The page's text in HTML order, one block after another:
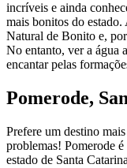
incríveis e ainda
mais bonitos do
Natural de Bonito e,
No entanto, ver a água
encantar pelas
Pomerode,
Prefere um destino
problemas! Pomerode
estado de Santa